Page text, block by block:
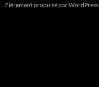
Fièrement propulsé par WordPress